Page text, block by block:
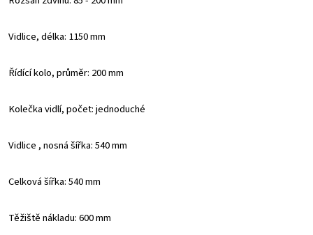
Vidlice, délka: 1150 mm
Řídící kolo, průměr: 200 mm
Kolečka vidlí, počet: jednoduché
Vidlice , nosná šířka: 540 mm
Celková šířka: 540 mm
Těžiště nákladu: 600 mm